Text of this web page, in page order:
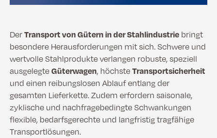
DerTransport von Gütern in der Stahlindustrie bringt
besondere Herausforderungen mit sich. Schwere und
wertvolle Stahlprodukte verlangen robuste, speziell
ausgelegteGüterwagen, höchsteTransportsicherheit
und einen reibungslosen Ablauf entlang der
gesamten Lieferkette. Zudem erfordern saisonale,
zyklische und nachfragebedingte Schwankungen
flexible, bedarfsgerechte und langfristig tragfähige
Transportlösungen.